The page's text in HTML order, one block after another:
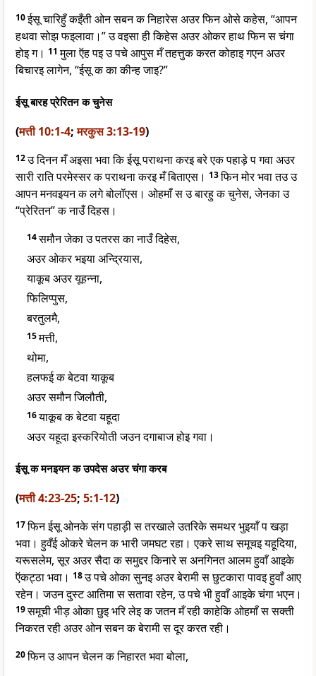
10ईसू चारिहुँ कइँती ओन सबन क निहारेस अउर फिन ओसे कहेस, “आपन
हथवा सोझ फइलावा।” उ वइसा ही किहेस अउर ओकर हाथ फिन स चंगा
होइ ग। 11मुला ऍह पइ उ पचे आपुस मँ तहत्तुक करत कोहाइ गएन अउर
बिचारइ लागेन, “ईसू क का कीन्ह जाइ?”
ईसू बारह प्रेरितन क चुनेस
(मत्ती 10:1-4;मरकुस 3:13-19)
12उ दिनन मँ अइसा भवा कि ईसू पराथना करइ बरे एक पहाड़े प गवा अउर
सारी राति परमेस्सर क पराथना करइ मँ बिताएस। 13फिन मोर भवा तउ उ
आपन मनवइयन क लगे बोलॉएस। ओहमाँ स उ बारहु क चुनेस, जेनका उ
“प्रेरितन” क नाउँ दिहस।
14समौन जेका उ पतरस का नाउँ दिहेस,
अउर ओकर भइया अन्द्रियास,
याकूब अउर यूहन्ना,
फिलिप्पुस,
बरतुलमै,
15मत्ती,
थोमा,
हलफई क बेटवा याकूब
अउर समौन जिलौती,
16याकूब क बेटवा यहूदा
अउर यहूदा इस्करियोती जउन दगाबाज होइ गवा।
ईसू क मनइयन क उपदेस अउर चंगा करब
(मत्ती 4:23-25; 5:1-12)
17फिन ईसू ओनके संग पहाड़ी स तरखाले उतरिके समथर भुइयाँ प खड़ा
भवा। हुवँई ओकरे चेलन क भारी जमघट रहा। एकरे साथ समूचइ यहूदिया,
यरूसलेम, सूर अउर सैदा क समुद्दर किनारे स अनगिनत आलम हुवाँ आइके
ऍकट्ठा भवा। 18उ पचे ओका सुनइ अउर बेरामी स छुटकारा पावइ हुवाँ आए
रहेन। जउन दुस्ट आतिमा स सतावा रहेन, उ पचे भी हुवाँ आइके चंगा भएन।
19समूची भीड़ ओका छुइ भरि लेइ क जतन मँ रही काहेकि ओहमाँ स सक्ती
निकरत रही अउर ओन सबन क बेरामी स दूर करत रही।
20फिन उ आपन चेलन क निहारत भवा बोला,